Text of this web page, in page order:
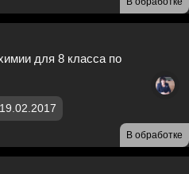
В обработке
для 8 класса по
19.02.2017